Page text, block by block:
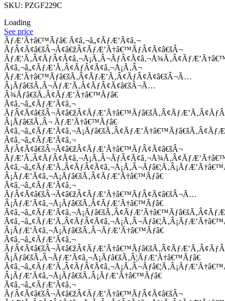
SKU: PZGF229C
Loading
See price
ÃƒÆ’Ã†â€™Ãƒâ€ Ã¢â‚¬â„¢ÃƒÆ’Ã¢â‚¬
ÃƒÂ¢Ã¢â€šÂ¬Ã¢â€žÂ¢ÃƒÆ’Ã†â€™ÃƒÂ¢Ã¢â€šÂ¬
Ã¢â‚¬â„¢ÃƒÆ’Ã‚Â¢ÃƒÂ¢Ã¢â‚¬Å¡Ã‚Â¬
ÃƒÆ’Ã†â€™Ãƒâ€šÃ‚Â¢ÃƒÆ’Ã‚Â¢ÃƒÂ¢Ã¢â€šÂ¬Ã…
Â¡Ãƒâ€šÃ‚Â¬ÃƒÆ’Ã‚Â¢ÃƒÂ¢Ã¢â€šÂ¬Ã…
Â¾Ãƒâ€šÃ‚Â¢ÃƒÆ’Ã†â€™Ãƒâ€
Ã¢â‚¬â„¢ÃƒÆ’Ã¢â‚¬
Â¡Ãƒâ€šÃ‚Â¬ ÃƒÆ’Ã†â€™Ãƒâ€
Ã¢â‚¬â„¢ÃƒÆ’Ã¢â‚¬
ÃƒÂ¢Ã¢â€šÂ¬Ã¢â€žÂ¢ÃƒÆ’Ã†â€™ÃƒÂ¢Ã¢â€šÂ¬
Â¡ÃƒÆ’Ã¢â‚¬Å¡Ãƒâ€šÃ‚Â¢ÃƒÆ’Ã†â€™Ãƒâ€
Ã¢â‚¬â„¢ÃƒÆ’Ã¢â‚¬
ÃƒÂ¢Ã¢â€šÂ¬Ã¢â€žÂ¢ÃƒÆ’Ã†â€™ÃƒÂ¢Ã¢â€šÂ¬Ã…
Â¡ÃƒÆ’Ã¢â‚¬Å¡Ãƒâ€šÃ‚Â¢ÃƒÆ’Ã†â€™Ãƒâ€
Â¡ÃƒÆ’Ã¢â‚¬Å¡Ãƒâ€šÃ‚Â¬ÃƒÆ’Ã†â€™Ãƒâ€
Ã¢â‚¬â„¢ÃƒÆ’Ã¢â‚¬
Â¡Ãƒâ€šÃ‚Â¬ÃƒÆ’Ã¢â‚¬Å¡Ãƒâ€šÃ‚Â¦ÃƒÆ’Ã†â€™Ãƒâ€
Â¡ÃƒÆ’Ã¢â‚¬Å¡Ãƒâ€šÃ‚Â¡ÃƒÆ’Ã†â€™Ãƒâ€
Ã¢â‚¬â„¢ÃƒÆ’Ã¢â‚¬
ÃƒÂ¢Ã¢â€šÂ¬Ã¢â€žÂ¢ÃƒÆ’Ã†â€™ÃƒÂ¢Ã¢â€šÂ¬